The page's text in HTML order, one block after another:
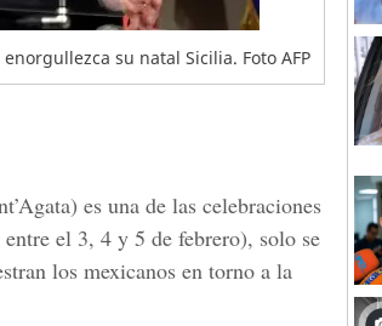
su natal Sicilia. Foto AFP
es una de las celebraciones
el 3, 4 y 5 de febrero), solo se
los mexicanos en torno a la